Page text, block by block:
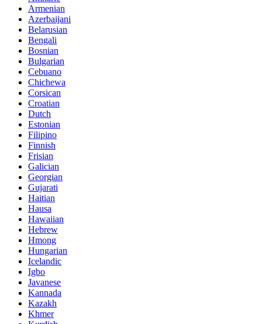
Armenian
Azerbaijani
Belarusian
Bengali
Bosnian
Bulgarian
Cebuano
Chichewa
Corsican
Croatian
Dutch
Estonian
Filipino
Finnish
Frisian
Galician
Georgian
Gujarati
Haitian
Hausa
Hawaiian
Hebrew
Hmong
Hungarian
Icelandic
Igbo
Javanese
Kannada
Kazakh
Khmer